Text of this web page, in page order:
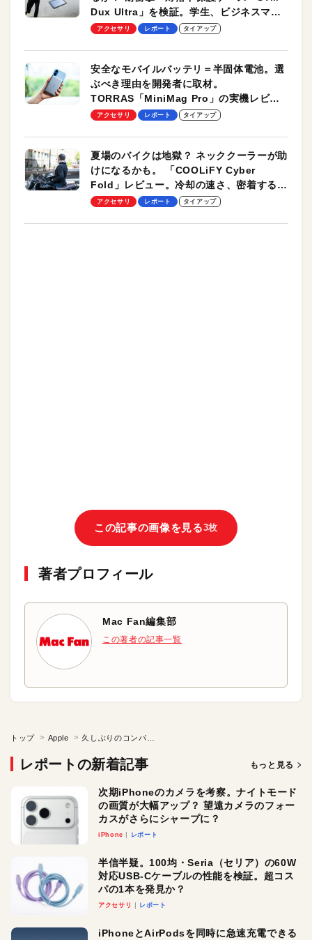
Dux Ultra」を検証。学生、ビジネスマン
のモバイルユースに最適！
アクセサリ レポート タイアップ
安全なモバイルバッテリ＝半固体電池。選
ぶべき理由を開発者に取材。
TORRAS「MiniMag Pro」の実機レビュ
ーも
アクセサリ レポート タイアップ
夏場のバイクは地獄？ ネッククーラーが助
けになるかも。 「COOLiFY Cyber
Fold」レビュー。冷却の速さ、密着する冷
却プレート、シンプルな操作性がグッド！
アクセサリ レポート タイアップ
この記事の画像を見る3枚
著者プロフィール
Mac Fan編集部
この著者の記事一覧
トップ Apple
レポートの新着記事 もっと見る
次期iPhoneのカメラを考察。ナイトモード
の画質が大幅アップ？ 望遠カメラのフォー
カスがさらにシャープに？
iPhone レポート
半信半疑。100均・Seria（セリア）の60W
対応USB-Cケーブルの性能を検証。超コス
パの1本を発見か？
アクセサリ レポート
iPhoneとAirPodsを同時に急速充電できる